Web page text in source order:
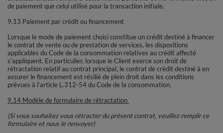
de paiement que celui utilisé pour la transaction initiale.
9.13 Paiement par crédit ou financement
Lorsque le mode de paiement choisi constitue un crédit destiné à financer
le contrat de vente ou de prestation de services, les dispositions
applicables du Code de la consommation relatives au crédit affecté
s’appliquent. En particulier, lorsque le Client exerce son droit de
rétractation relatif au contrat principal, le contrat de crédit destiné à en
assurer le financement est résilié de plein droit dans les conditions
prévues à l’article L.312-54 du Code de la consommation.
9.14 Modèle de formulaire de rétractation
(Si vous souhaitez vous rétracter du présent contrat, veuillez remplir ce
formulaire et nous le renvoyer)